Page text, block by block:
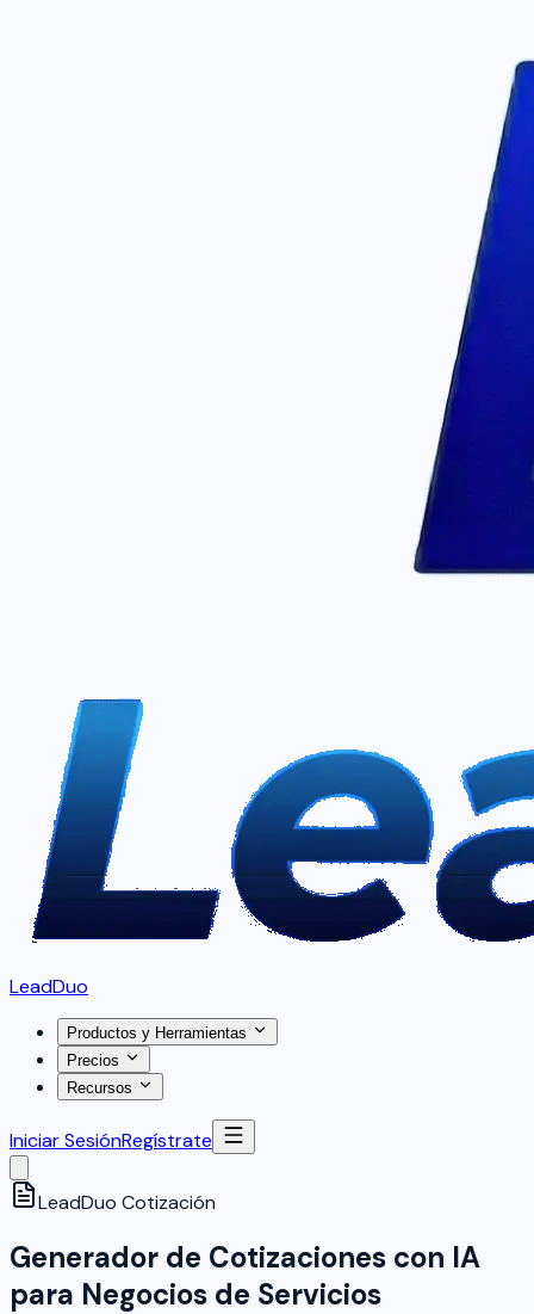
LeadDuo
Productos y Herramientas
Precios
Recursos
Iniciar SesiónRegístrate
LeadDuo Cotización
Generador de Cotizaciones con IA
para Negocios de Servicios